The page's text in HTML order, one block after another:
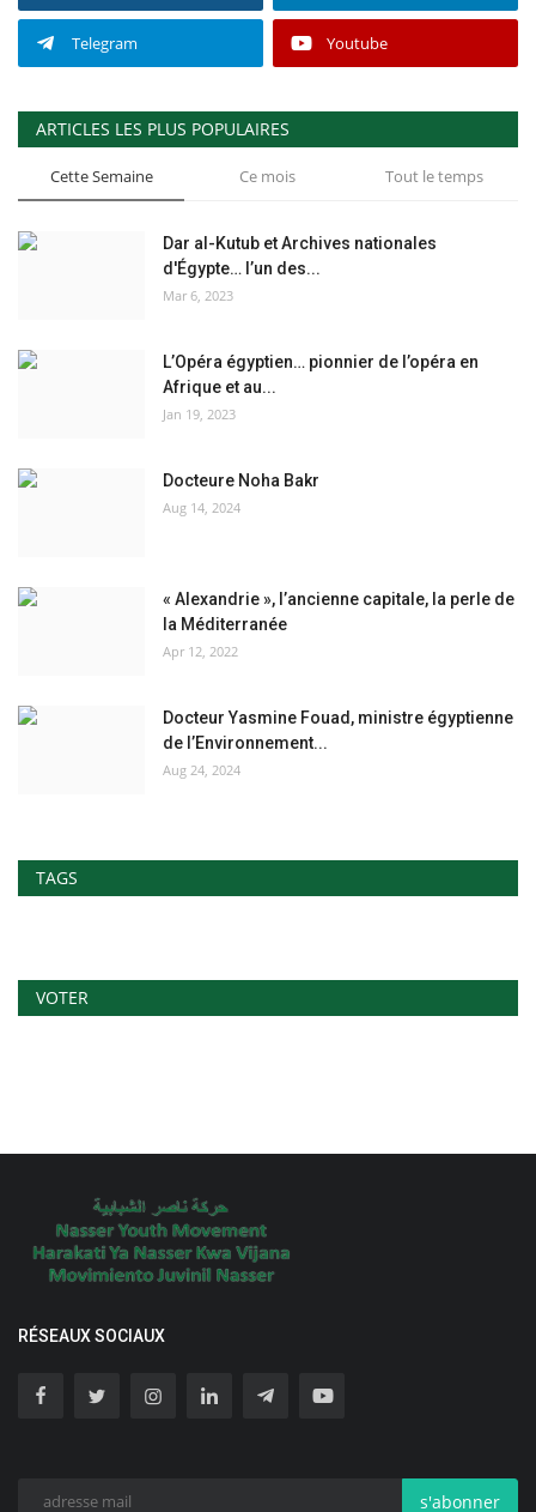
Telegram Youtube
ARTICLES LES PLUS POPULAIRES
Cette Semaine Ce mois Tout le temps
Dar al-Kutub et Archives nationales
d'Égypte… l’un des...
Mar 6, 2023
L’Opéra égyptien… pionnier de l’opéra en
Afrique et au...
Jan 19, 2023
Docteure Noha Bakr
Aug 14, 2024
« Alexandrie », l’ancienne capitale, la perle de
la Méditerranée
Apr 12, 2022
Docteur Yasmine Fouad, ministre égyptienne
de l’Environnement...
Aug 24, 2024
TAGS
VOTER
RÉSEAUX SOCIAUX
s'abonner